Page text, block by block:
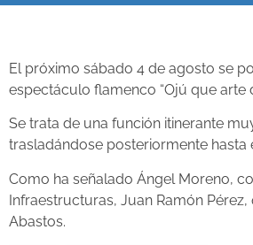
El próximo sábado 4 de agosto se
espectáculo flamenco “Ojú que arte
Se trata de una función itinerante
trasladándose posteriormente hasta
Como ha señalado Ángel Moreno,
Infraestructuras, Juan Ramón
Abastos.